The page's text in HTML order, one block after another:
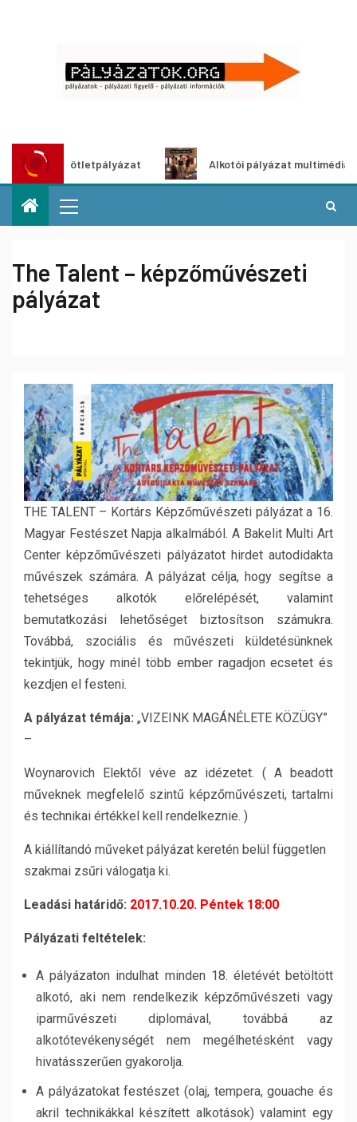
ötletpályázat Alkotói pályázat multimédia-kiállításhoz
The Talent – képzőművészeti
pályázat
THE TALENT – Kortárs Képzőművészeti pályázat a 16.
Magyar Festészet Napja alkalmából. A Bakelit Multi Art
Center képzőművészeti pályázatot hirdet autodidakta
művészek számára. A pályázat célja, hogy segítse a
tehetséges alkotók előrelépését, valamint
bemutatkozási lehetőséget biztosítson számukra.
Továbbá, szociális és művészeti küldetésünknek
tekintjük, hogy minél több ember ragadjon ecsetet és
kezdjen el festeni.
A pályázat témája: „VIZEINK MAGÁNÉLETE KÖZÜGY”
–
Woynarovich Elektől véve az idézetet. ( A beadott
műveknek megfelelő szintű képzőművészeti, tartalmi
és technikai értékkel kell rendelkeznie. )
A kiállítandó műveket pályázat keretén belül független
szakmai zsűri válogatja ki.
Leadási határidő: 2017.10.20. Péntek 18:00
Pályázati feltételek:
A pályázaton indulhat minden 18. életévét betöltött
alkotó, aki nem rendelkezik képzőművészeti vagy
iparművészeti diplomával, továbbá az
alkotótevékenységét nem megélhetésként vagy
hivatásszerűen gyakorolja.
A pályázatokat festészet (olaj, tempera, gouache és
akril technikákkal készített alkotások) valamint egy